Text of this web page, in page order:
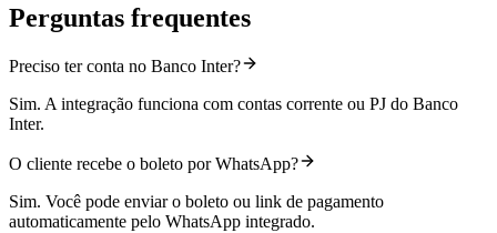
Perguntas frequentes
Preciso ter conta no Banco Inter?
Sim. A integração funciona com contas corrente ou PJ do Banco
Inter.
O cliente recebe o boleto por WhatsApp?
Sim. Você pode enviar o boleto ou link de pagamento
automaticamente pelo WhatsApp integrado.